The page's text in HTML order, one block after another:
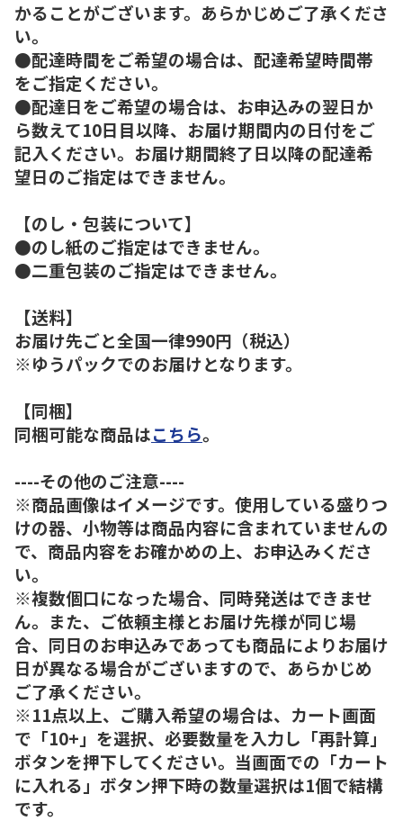
かることがございます。あらかじめご了承くださ
い。
●配達時間をご希望の場合は、配達希望時間帯
をご指定ください。
●配達日をご希望の場合は、お申込みの翌日か
ら数えて10日目以降、お届け期間内の日付をご
記入ください。お届け期間終了日以降の配達希
望日のご指定はできません。
【のし・包装について】
●のし紙のご指定はできません。
●二重包装のご指定はできません。
【送料】
お届け先ごと全国一律990円（税込）
※ゆうパックでのお届けとなります。
【同梱】
同梱可能な商品はこちら。
----その他のご注意----
※商品画像はイメージです。使用している盛りつ
けの器、小物等は商品内容に含まれていませんの
で、商品内容をお確かめの上、お申込みくださ
い。
※複数個口になった場合、同時発送はできませ
ん。また、ご依頼主様とお届け先様が同じ場
合、同日のお申込みであっても商品によりお届け
日が異なる場合がございますので、あらかじめ
ご了承ください。
※11点以上、ご購入希望の場合は、カート画面
で「10+」を選択、必要数量を入力し「再計算」
ボタンを押下してください。当画面での「カート
に入れる」ボタン押下時の数量選択は1個で結構
です。